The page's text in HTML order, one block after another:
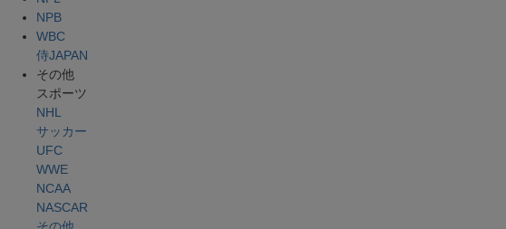
NPB
WBC
侍JAPAN
その他
スポーツ
NHL
サッカー
UFC
WWE
NCAA
NASCAR
その他